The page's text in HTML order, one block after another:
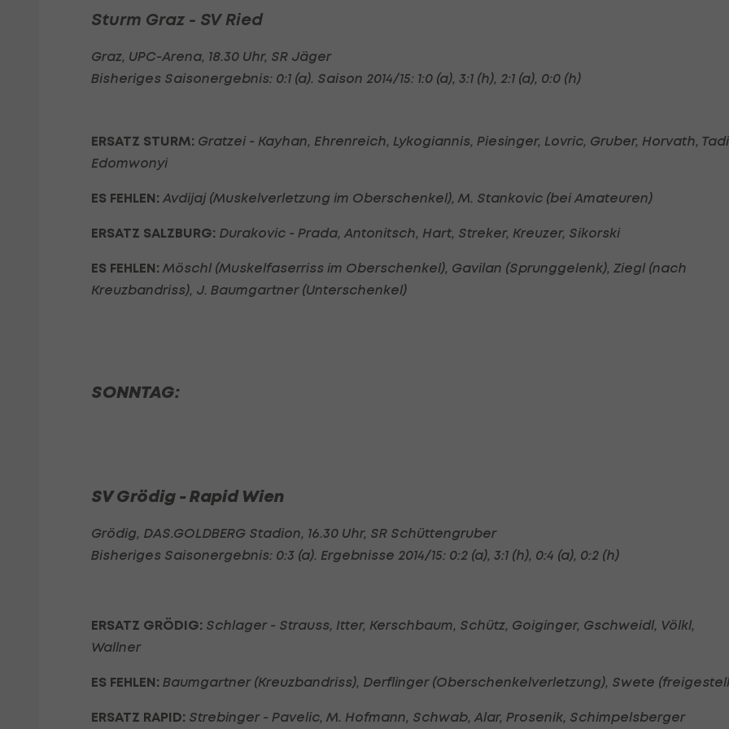
Sturm Graz - SV Ried
Graz, UPC-Arena, 18.30 Uhr, SR Jäger
Bisheriges Saisonergebnis: 0:1 (a). Saison 2014/15: 1:0 (a), 3:1 (h), 2:1 (a), 0:0 (h)
ERSATZ STURM: Gratzei - Kayhan, Ehrenreich, Lykogiannis, Piesinger, Lovric, Gruber, Horvath,
Edomwonyi
ES FEHLEN: Avdijaj (Muskelverletzung im Oberschenkel), M. Stankovic (bei Amateuren)
ERSATZ SALZBURG: Durakovic - Prada, Antonitsch, Hart, Streker, Kreuzer, Sikorski
ES FEHLEN: Möschl (Muskelfaserriss im Oberschenkel), Gavilan (Sprunggelenk), Ziegl (nach
Kreuzbandriss), J. Baumgartner (Unterschenkel)
SONNTAG:
SV Grödig - Rapid Wien
Grödig, DAS.GOLDBERG Stadion, 16.30 Uhr, SR Schüttengruber
Bisheriges Saisonergebnis: 0:3 (a). Ergebnisse 2014/15: 0:2 (a), 3:1 (h), 0:4 (a), 0:2 (h)
ERSATZ GRÖDIG: Schlager - Strauss, Itter, Kerschbaum, Schütz, Goiginger, Gschweidl, Völkl,
Wallner
ES FEHLEN: Baumgartner (Kreuzbandriss), Derflinger (Oberschenkelverletzung), Swete
ERSATZ RAPID: Strebinger - Pavelic, M. Hofmann, Schwab, Alar, Prosenik, Schimpelsberger